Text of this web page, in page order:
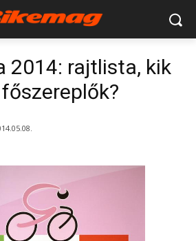
2014: rajtlista, kik